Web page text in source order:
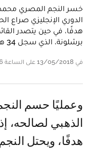
خسر النجم المصري
هدفًا، في حين يتصدر
برشلونة، الذي سجل 34 هدفًا ويملك 68 نقطة.
في 13/05/2018 على الساعة 21:16
وعمليًا حسم
هدفًا، ويحتل